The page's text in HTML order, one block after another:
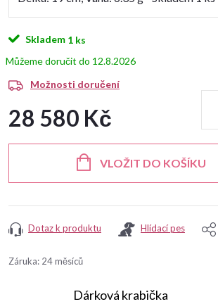
Skladem 1 ks
12.8.2026
Možnosti doručení
28 580 Kč
VLOŽIT DO KOŠÍKU
Dotaz k produktu Hlídací pes
Záruka: 24 měsíců
Dárková krabička